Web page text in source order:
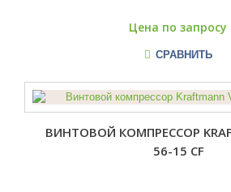
Цена по запросу
СРАВНИТЬ
ВИНТОВОЙ КОМПРЕССОР
56-15 CF